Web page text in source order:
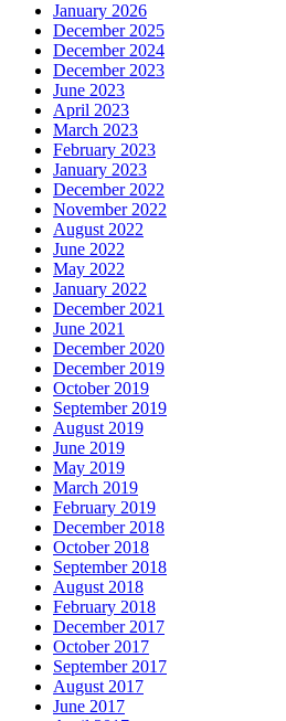
January 2026
December 2025
December 2024
December 2023
June 2023
April 2023
March 2023
February 2023
January 2023
December 2022
November 2022
August 2022
June 2022
May 2022
January 2022
December 2021
June 2021
December 2020
December 2019
October 2019
September 2019
August 2019
June 2019
May 2019
March 2019
February 2019
December 2018
October 2018
September 2018
August 2018
February 2018
December 2017
October 2017
September 2017
August 2017
June 2017